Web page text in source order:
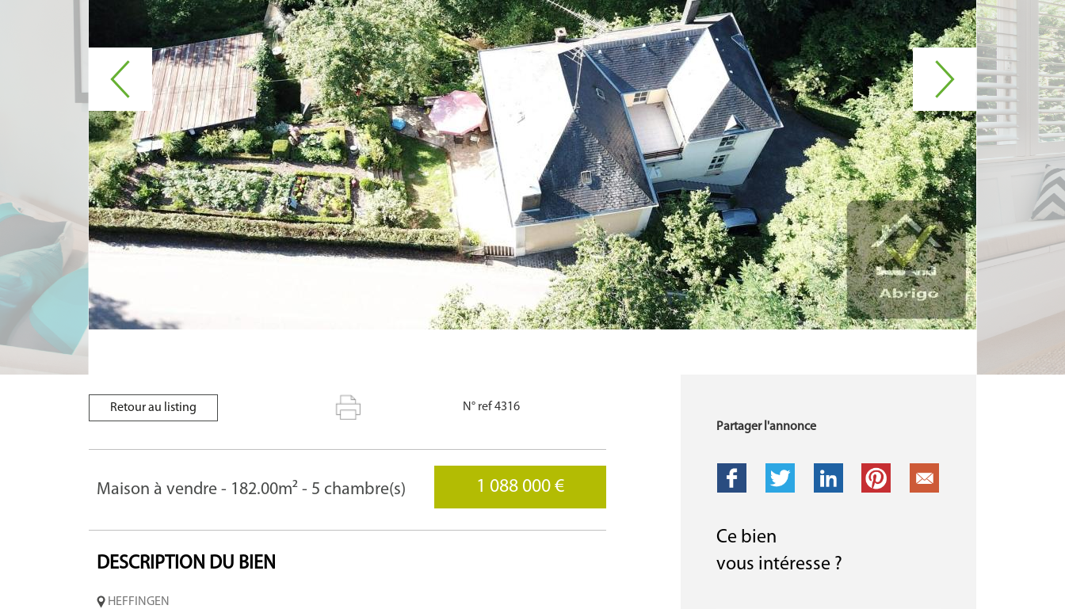
Retour au listing N° ref 4316
Maison à vendre - 182.00m² - 5 chambre(s) 1 088 000 €
DESCRIPTION DU BIEN
HEFFINGEN
Partager l'annonce
Ce bien
vous intéresse ?